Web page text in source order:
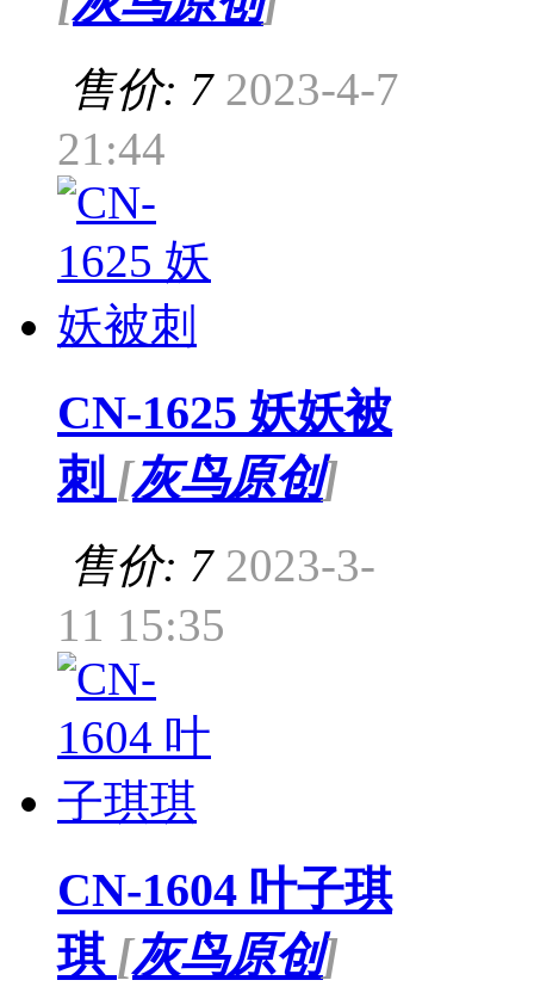
售价: 7 2023-4-7
21:44
CN-1625 妖妖被
刺 [灰鸟原创]
售价: 7 2023-3-
11 15:35
CN-1604 叶子琪
琪 [灰鸟原创]